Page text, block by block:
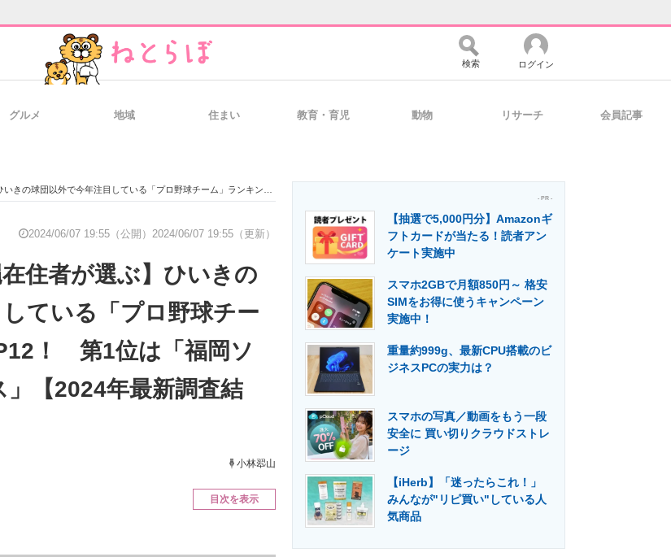
経営リーダーのコミュニティ マーケ×ITの今がよく分かる
IT製品の技術・比較・事例 製造業のIT導入・活用を支援
電子設計の基本と応用 エネルギーの専門メディア 建設×テクノロジーの最前線
検索 ログイン
グルメ 地域 住まい 教育・育児 動物 リサーチ 会員記事
ている「プロ野球チーム」ランキングTOP12！ 第1位は「福岡ソフトバンクホークス」【2024年最新調査結果】
2024/06/07 19:55（公開） 2024/06/07 19:55（更新）
在住者が選ぶ】ひいきの
ている「プロ野球チー
！ 第1位は「福岡ソ
【2024年最新調査結
小林翆山
目次を表示
- PR -
【抽選で5,000円分】Amazonギ
フトカードが当たる！読者アン
ケート実施中
スマホ2GBで月額850円～ 格安
SIMをお得に使うキャンペーン
実施中！
重量約999g、最新CPU搭載のビ
ジネスPCの実力は？
スマホの写真／動画をもう一段
安全に 買い切りクラウドストレ
ージ
【iHerb】「迷ったらこれ！」
みんなが"リピ買い"している人
気商品